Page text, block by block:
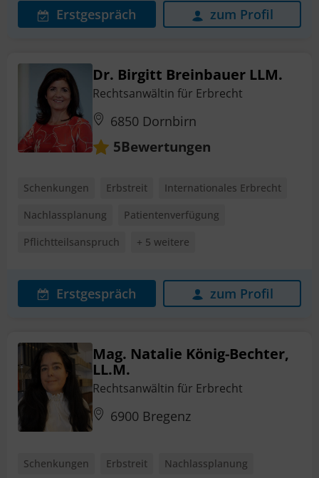
Erstgespräch zum Profil
Dr. Birgitt Breinbauer LLM.
Rechtsanwältin für Erbrecht
6850 Dornbirn
5Bewertungen
Schenkungen Erbstreit
Internationales Erbrecht
Nachlassplanung
Patientenverfügung
Pflichtteilsanspruch
+ 5 weitere
Erstgespräch zum Profil
Mag. Natalie König-Bechter,
LL.M.
Rechtsanwältin für Erbrecht
6900 Bregenz
Schenkungen Erbstreit
Nachlassplanung